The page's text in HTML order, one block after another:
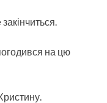
на цю